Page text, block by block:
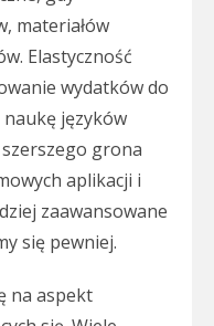
materiałów
Elastyczność
wydatków do
naukę języków
grona
aplikacji i
zaawansowane
się pewniej.
na aspekt